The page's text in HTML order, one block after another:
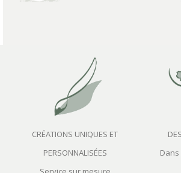
CRÉATIONS UNIQUES ET
PERSONNALISÉES